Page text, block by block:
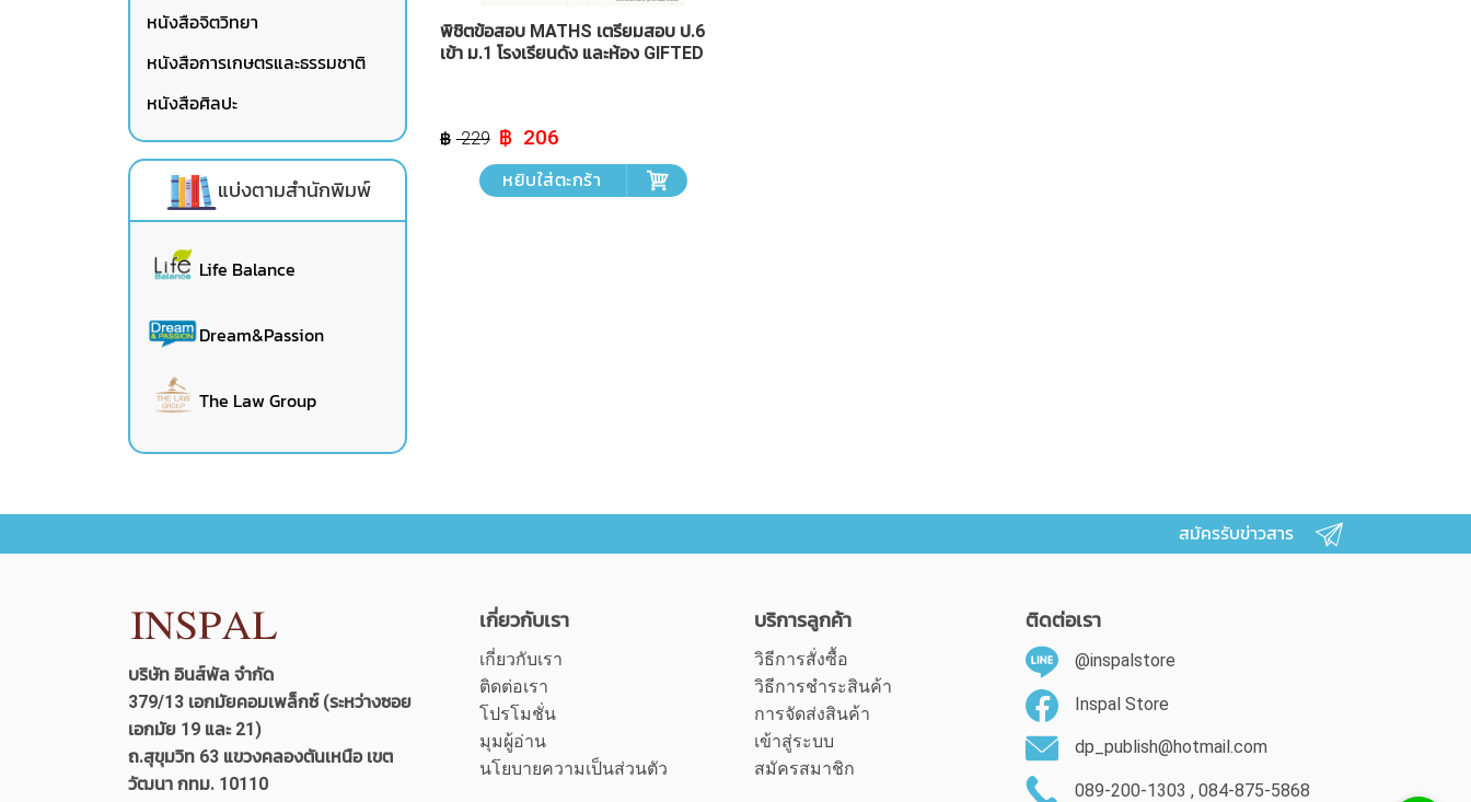
หนังสือจิตวิทยา
หนังสือการเกษตรและธรรมชาติ
หนังสือศิลปะ
แบ่งตามสำนักพิมพ์
Life Balance
Dream&Passion
The Law Group
พิชิตข้อสอบ MATHS เตรียมสอบ ป.6
เข้า ม.1 โรงเรียนดัง และห้อง GIFTED
229 Original
price
was:
฿ 229.
206Current
price
is:
฿ 206.
หยิบใส่ตะกร้า
สมัครรับข่าวสาร
บริษัท อินส์พัล จำกัด
379/13 เอกมัยคอมเพล็กซ์ (ระหว่างซอย
เอกมัย 19 และ 21)
ถ.สุขุมวิท 63 แขวงคลองตันเหนือ เขต
วัฒนา กทม. 10110
เกี่ยวกับเรา
เกี่ยวกับเรา
ติดต่อเรา
โปรโมชั่น
มุมผู้อ่าน
นโยบายความเป็นส่วนตัว
บริการลูกค้า
วิธีการสั่งซื้อ
วิธีการชำระสินค้า
การจัดส่งสินค้า
เข้าสู่ระบบ
สมัครสมาชิก
ติดต่อเรา
@inspalstore
Inspal Store
dp_publish@hotmail.com
089-200-1303 , 084-875-5868